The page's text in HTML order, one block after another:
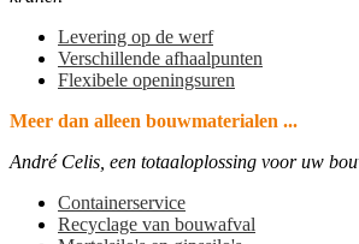
Levering op de werf
Verschillende afhaalpunten
Flexibele openingsuren
Meer dan alleen bouwmaterialen ...
André Celis, een totaaloplossing voor uw
Containerservice
Recyclage van bouwafval